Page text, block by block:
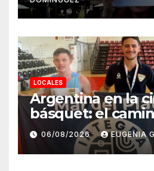
Mar del Plata
LOCALES
Argentina en la
básquet: el
esfuerzo familiar
que valió un
06/08/2026 EUGENIA